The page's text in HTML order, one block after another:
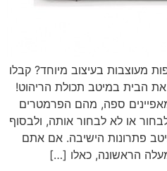
מעוצבות בעיצוב מיוחד? קבלו
הבית במיטב תכולת הריהוט!
ספה, מהם הפרמטרים
או לא לבחור אותה, ולבסוף
פתרונות הישיבה. אם אתם
הראשונה, כאלו […]